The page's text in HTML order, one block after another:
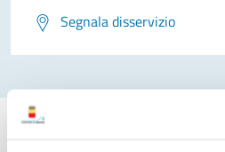
Segnala disservizio